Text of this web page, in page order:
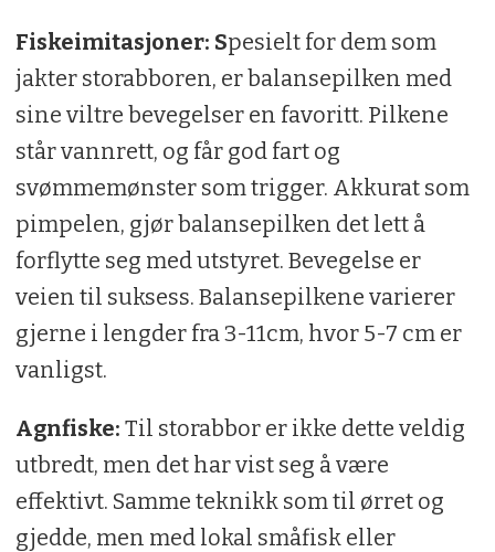
Fiskeimitasjoner: Spesielt for dem som
jakter storabboren, er balansepilken med
sine viltre bevegelser en favoritt. Pilkene
står vannrett, og får god fart og
svømmemønster som trigger. Akkurat som
pimpelen, gjør balansepilken det lett å
forflytte seg med utstyret. Bevegelse er
veien til suksess. Balansepilkene varierer
gjerne i lengder fra 3-11cm, hvor 5-7 cm er
vanligst.
Agnfiske: Til storabbor er ikke dette veldig
utbredt, men det har vist seg å være
effektivt. Samme teknikk som til ørret og
gjedde, men med lokal småfisk eller